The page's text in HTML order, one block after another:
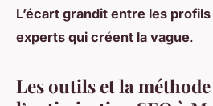
L’écart grandit entre les
experts qui créent la vague.
Les outils et la